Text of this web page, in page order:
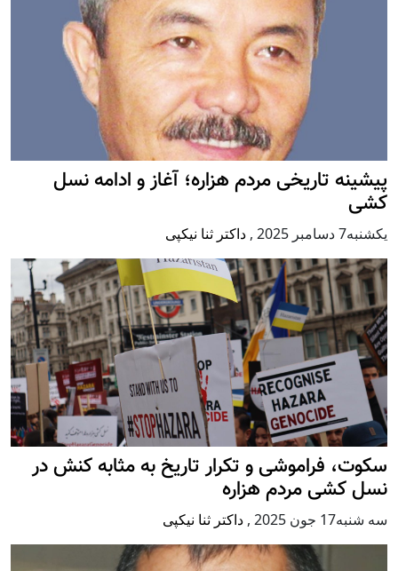
پيشينه تاريخی مردم هزاره؛ آغاز و ادامه نسل
کشی
يكشنبه7 دسامبر 2025 , داکتر ثنا نیکپی
سکوت، فراموشی و تکرار تاريخ به مثابه کنش در
نسل کشی مردم هزاره
سه شنبه17 جون 2025 , داکتر ثنا نیکپی